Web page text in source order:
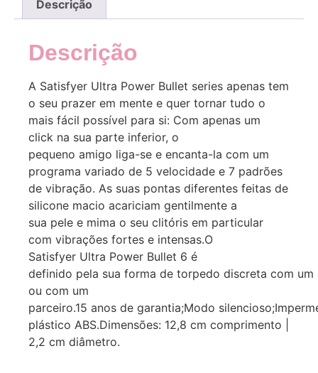
Descrição
Descrição
A Satisfyer Ultra Power Bullet series apenas tem
o seu prazer em mente e quer tornar tudo o
mais fácil possível para si: Com apenas um
click na sua parte inferior, o
pequeno amigo liga-se e encanta-la com um
programa variado de 5 velocidade e 7 padrões
de vibração. As suas pontas diferentes feitas de
silicone macio acariciam gentilmente a
sua pele e mima o seu clitóris em particular
com vibrações fortes e intensas.O
Satisfyer Ultra Power Bullet 6 é
definido pela sua forma de torpedo discreta com
ou com um
parceiro.15 anos de garantia;Modo
plástico ABS.Dimensões: 12,8 cm comprimento |
2,2 cm diâmetro.